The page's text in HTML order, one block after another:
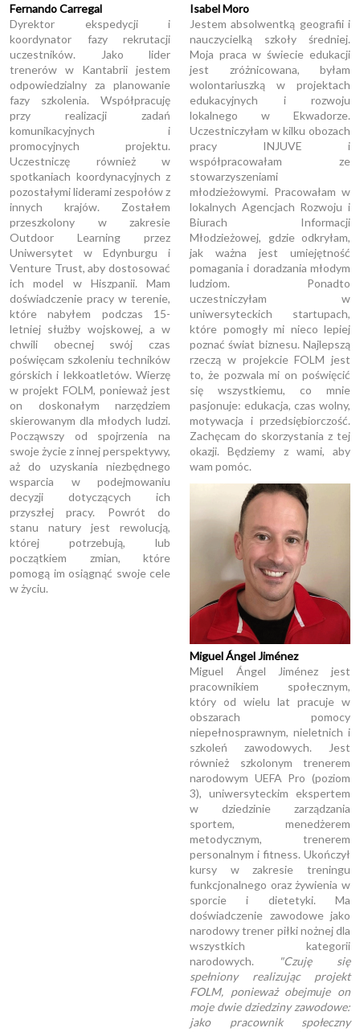
Fernando Carregal
Dyrektor ekspedycji i
koordynator fazy rekrutacji
uczestników. Jako lider
trenerów w Kantabrii jestem
odpowiedzialny za planowanie
fazy szkolenia. Współpracuję
przy realizacji zadań
komunikacyjnych i
promocyjnych projektu.
Uczestniczę również w
spotkaniach koordynacyjnych z
pozostałymi liderami zespołów z
innych krajów. Zostałem
przeszkolony w zakresie
Outdoor Learning przez
Uniwersytet w Edynburgu i
Venture Trust, aby dostosować
ich model w Hiszpanii. Mam
doświadczenie pracy w terenie,
które nabyłem podczas 15-
letniej służby wojskowej, a w
chwili obecnej swój czas
poświęcam szkoleniu techników
górskich i lekkoatletów. Wierzę
w projekt FOLM, ponieważ jest
on doskonałym narzędziem
skierowanym dla młodych ludzi.
Począwszy od spojrzenia na
swoje życie z innej perspektywy,
aż do uzyskania niezbędnego
wsparcia w podejmowaniu
decyzji dotyczących ich
przyszłej pracy. Powrót do
stanu natury jest rewolucją,
której potrzebują, lub
początkiem zmian, które
pomogą im osiągnąć swoje cele
w życiu.
Isabel Moro
Jestem absolwentką geografii i
nauczycielką szkoły średniej.
Moja praca w świecie edukacji
jest zróżnicowana, byłam
wolontariuszką w projektach
edukacyjnych i rozwoju
lokalnego w Ekwadorze.
Uczestniczyłam w kilku obozach
pracy INJUVE i
współpracowałam ze
stowarzyszeniami
młodzieżowymi. Pracowałam w
lokalnych Agencjach Rozwoju i
Biurach Informacji
Młodzieżowej, gdzie odkryłam,
jak ważna jest umiejętność
pomagania i doradzania młodym
ludziom. Ponadto
uczestniczyłam w
uniwersyteckich startupach,
które pomogły mi nieco lepiej
poznać świat biznesu. Najlepszą
rzeczą w projekcie FOLM jest
to, że pozwala mi on poświęcić
się wszystkiemu, co mnie
pasjonuje: edukacja, czas wolny,
motywacja i przedsiębiorczość.
Zachęcam do skorzystania z tej
okazji. Będziemy z wami, aby
wam pomóc.
Miguel Ángel Jiménez
Miguel Ángel Jiménez jest
pracownikiem społecznym,
który od wielu lat pracuje w
obszarach pomocy
niepełnosprawnym, nieletnich i
szkoleń zawodowych. Jest
również szkolonym trenerem
narodowym UEFA Pro (poziom
3), uniwersyteckim ekspertem
w dziedzinie zarządzania
sportem, menedżerem
metodycznym, trenerem
personalnym i fitness. Ukończył
kursy w zakresie treningu
funkcjonalnego oraz żywienia w
sporcie i dietetyki. Ma
doświadczenie zawodowe jako
narodowy trener piłki nożnej dla
wszystkich kategorii
narodowych.
"Czuję się
spełniony realizując projekt
FOLM, ponieważ obejmuje on
moje dwie dziedziny zawodowe:
jako pracownik społeczny